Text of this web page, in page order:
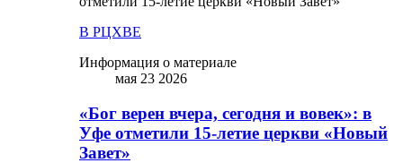
В РЦХВЕ
Информация о материале
мая 23 2026
«Бог верен вчера, сегодня и вовек»: в
Уфе отметили 15-летие церкви «Новый
Завет»